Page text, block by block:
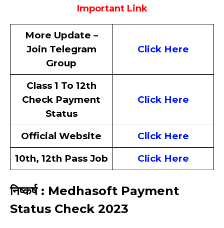
Important Link
More Update –
Join Telegram
Group
Click Here
Class 1 To 12th
Check Payment
Status
Click Here
Official Website
Click Here
10th, 12th Pass Job
Click Here
निष्कर्ष : Medhasoft Payment
Status Check 2023